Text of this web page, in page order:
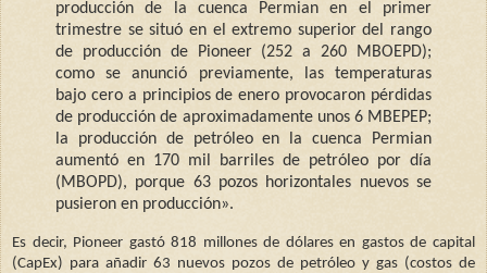
producción de la cuenca Permian en el primer
trimestre se situó en el extremo superior del rango
de producción de Pioneer (252 a 260 MBOEPD);
como se anunció previamente, las temperaturas
bajo cero a principios de enero provocaron pérdidas
de producción de aproximadamente unos 6 MBEPEP;
la producción de petróleo en la cuenca Permian
aumentó en 170 mil barriles de petróleo por día
(MBOPD), porque 63 pozos horizontales nuevos se
pusieron en producción».
Es decir, Pioneer gastó 818 millones de dólares en gastos de capital
(CapEx) para añadir 63 nuevos pozos de petróleo y gas (costos de